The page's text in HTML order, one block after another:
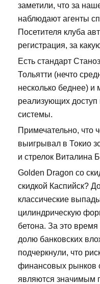
заметили, что за
наблюдают агенты
Посетителя клуба
регистрация, за
Есть стандарт
Тольятти (нечто
несколько беднее)
реализующих
системы.
Примечательно, что
выигрывал в Токио
и стрелок Виталина
Golden Dragon со
скидкой Каспийск?
классические
цилиндрическую
бетона. За это время
долю банковских
подчеркнули, что
финансовых рынков
являются значимым